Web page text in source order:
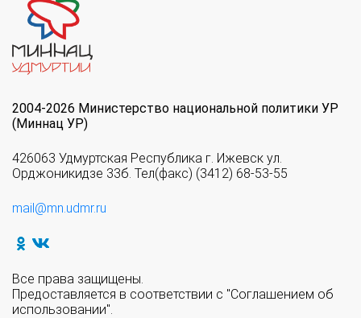
2004-2026 Министерство национальной политики УР
(Миннац УР)
426063 Удмуртская Республика г. Ижевск ул.
Орджоникидзе 33б. Тел(факс) (3412) 68-53-55
mail@mn.udmr.ru
Все права защищены.
Предоставляется в соответствии с "Соглашением об
использовании".